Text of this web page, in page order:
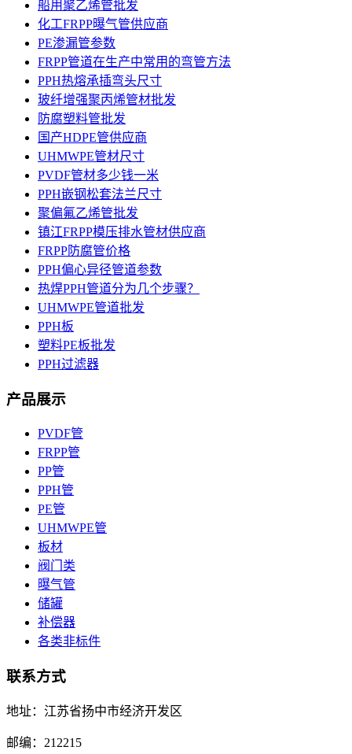
船用聚乙烯管批发
化工FRPP曝气管供应商
PE渗漏管参数
FRPP管道在生产中常用的弯管方法
PPH热熔承插弯头尺寸
玻纤增强聚丙烯管材批发
防腐塑料管批发
国产HDPE管供应商
UHMWPE管材尺寸
PVDF管材多少钱一米
PPH嵌钢松套法兰尺寸
聚偏氟乙烯管批发
镇江FRPP模压排水管材供应商
FRPP防腐管价格
PPH偏心异径管道参数
热焊PPH管道分为几个步骤？
UHMWPE管道批发
PPH板
塑料PE板批发
PPH过滤器
产品展示
PVDF管
FRPP管
PP管
PPH管
PE管
UHMWPE管
板材
阀门类
曝气管
储罐
补偿器
各类非标件
联系方式
地址：江苏省扬中市经济开发区
邮编：212215